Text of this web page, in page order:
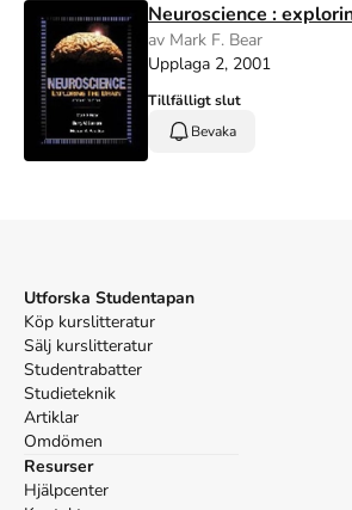
Neuroscience :
av Mark F. Bear
Upplaga 2, 2001
Tillfälligt slut
Bevaka
Utforska Studentapan
Köp kurslitteratur
Sälj kurslitteratur
Studentrabatter
Studieteknik
Artiklar
Omdömen
Resurser
Hjälpcenter